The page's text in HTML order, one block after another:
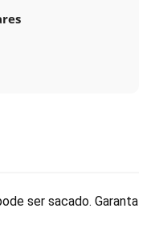
ser sacado. Garanta